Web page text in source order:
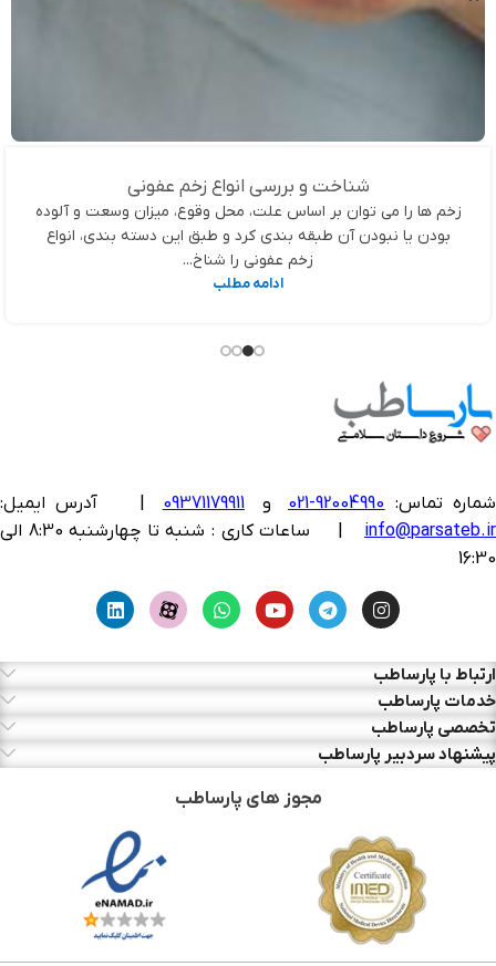
شناخت و بررسی انواع زخم عفونی
زخم ها را می توان بر اساس علت، محل وقوع، میزان وسعت و آلوده
بودن یا نبودن آن طبقه بندی کرد و طبق این دسته بندی، انواع
زخم عفونی را شناخ...
ادامه مطلب
شماره تماس: 92004990-021 و 09371179911
آدرس ایمیل:
info@parsateb.ir
| ساعات کاری : شنبه تا چهارشنبه 8:30 الی
16:30
ارتباط با پارساطب
خدمات پارساطب
تخصصی پارساطب
پیشنهاد سردبیر پارساطب
مجوز های پارساطب